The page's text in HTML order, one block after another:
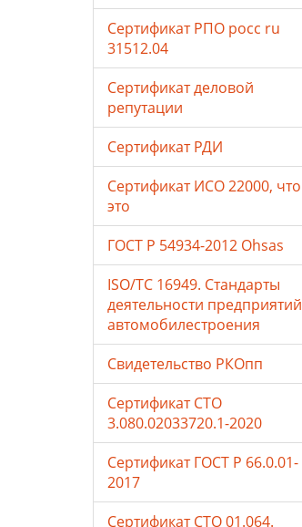
Сертификат РПО росс ru
31512.04
Сертификат деловой
репутации
Сертификат РДИ
Сертификат ИСО 22000, что
это
ГОСТ Р 54934-2012 Ohsas
ISO/TC 16949. Стандарты
деятельности предприятий
автомобилестроения
Свидетельство РКОпп
Сертификат СТО
3.080.02033720.1-2020
Сертификат ГОСТ Р 66.0.01-
2017
Сертификат СТО 01.064.